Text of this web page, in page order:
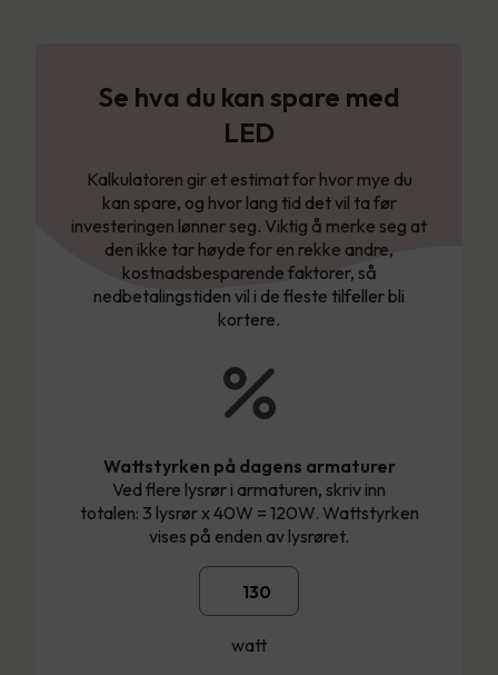
Se hva du kan spare med
LED
Kalkulatoren gir et estimat for hvor mye du
kan spare, og hvor lang tid det vil ta før
investeringen lønner seg. Viktig å merke seg at
den ikke tar høyde for en rekke andre,
kostnadsbesparende faktorer, så
nedbetalingstiden vil i de fleste tilfeller bli
kortere.
Wattstyrken på dagens armaturer
Ved flere lysrør i armaturen, skriv inn
totalen: 3 lysrør x 40W = 120W. Wattstyrken
vises på enden av lysrøret.
watt